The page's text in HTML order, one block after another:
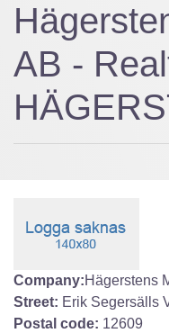
AB -
Company:Hägerstens
Street: Erik Segersälls
Postal code: 12609